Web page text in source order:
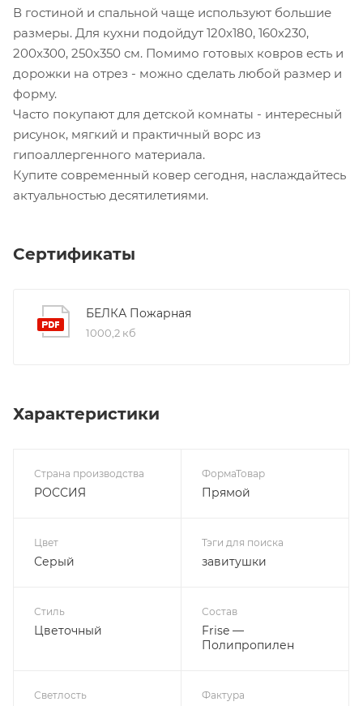
В гостиной и спальной чаще используют большие
размеры. Для кухни подойдут 120х180, 160х230,
200х300, 250х350 см. Помимо готовых ковров есть и
дорожки на отрез - можно сделать любой размер и
форму.
Часто покупают для детской комнаты - интересный
рисунок, мягкий и практичный ворс из
гипоаллергенного материала.
Купите современный ковер сегодня, наслаждайтесь
актуальностью десятилетиями.
Сертификаты
БЕЛКА Пожарная
1000,2 кб
Характеристики
Страна производства
РОССИЯ
ФормаТовар
Прямой
Цвет
Серый
Тэги для поиска
завитушки
Стиль
Цветочный
Состав
Frise —
Полипропилен
Светлость Фактура